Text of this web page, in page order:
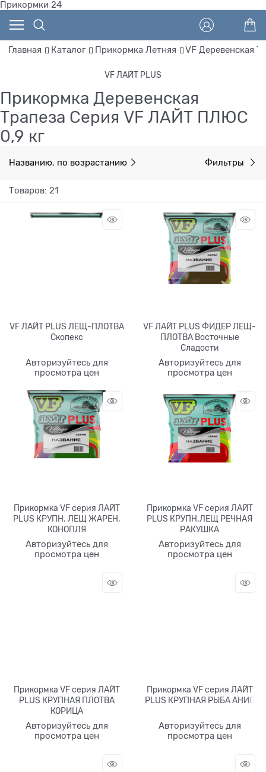
Прикормки 24
Главная Каталог Прикормка Летняя VF Деревенская
VF ЛАЙТ PLUS
Прикормка Деревенская
Трапеза Серия VF ЛАЙТ ПЛЮС
0,9 кг
Названию, по возрастанию Фильтры
Товаров: 21
VF ЛАЙТ PLUS ЛЕЩ-ПЛОТВА
Скопекс
Авторизуйтесь для
просмотра цен
VF ЛАЙТ PLUS ФИДЕР ЛЕЩ-
ПЛОТВА Восточные
Сладости
Авторизуйтесь для
просмотра цен
Прикормка VF серия ЛАЙТ
PLUS КРУПН. ЛЕЩ ЖАРЕН.
КОНОПЛЯ
Авторизуйтесь для
просмотра цен
Прикормка VF серия ЛАЙТ
PLUS КРУПН.ЛЕЩ РЕЧНАЯ
РАКУШКА
Авторизуйтесь для
просмотра цен
Прикормка VF серия ЛАЙТ
PLUS КРУПНАЯ ПЛОТВА
КОРИЦА
Авторизуйтесь для
просмотра цен
Прикормка VF серия ЛАЙТ
PLUS КРУПНАЯ РЫБА АНИС
Авторизуйтесь для
просмотра цен